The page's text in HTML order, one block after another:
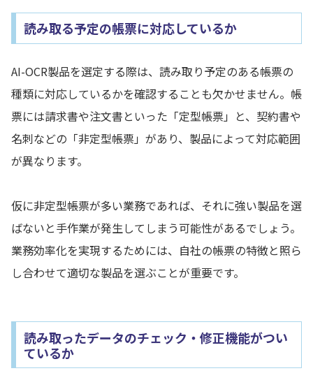
読み取る予定の帳票に対応しているか
AI-OCR製品を選定する際は、読み取り予定のある帳票の
種類に対応しているかを確認することも欠かせません。帳
票には請求書や注文書といった「定型帳票」と、契約書や
名刺などの「非定型帳票」があり、製品によって対応範囲
が異なります。
仮に非定型帳票が多い業務であれば、それに強い製品を選
ばないと手作業が発生してしまう可能性があるでしょう。
業務効率化を実現するためには、自社の帳票の特徴と照ら
し合わせて適切な製品を選ぶことが重要です。
読み取ったデータのチェック・修正機能がつい
ているか